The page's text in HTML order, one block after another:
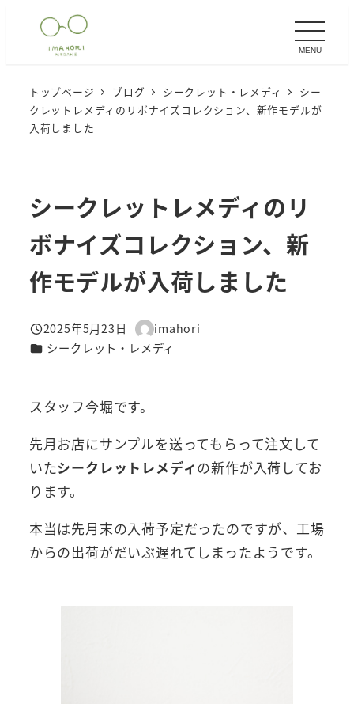
MENU
トップページ ブログ シークレット・レメディ
シー
クレットレメディのリボナイズコレクション、新作モデルが
入荷しました
シークレットレメディのリ
ボナイズコレクション、新
作モデルが入荷しました
投稿日
2025年5月23日
著
者
imahori
カテゴリー
シークレット・レメディ
スタッフ今堀です。
先月お店にサンプルを送ってもらって注文して
いたシークレットレメディの新作が入荷してお
ります。
本当は先月末の入荷予定だったのですが、工場
からの出荷がだいぶ遅れてしまったようです。